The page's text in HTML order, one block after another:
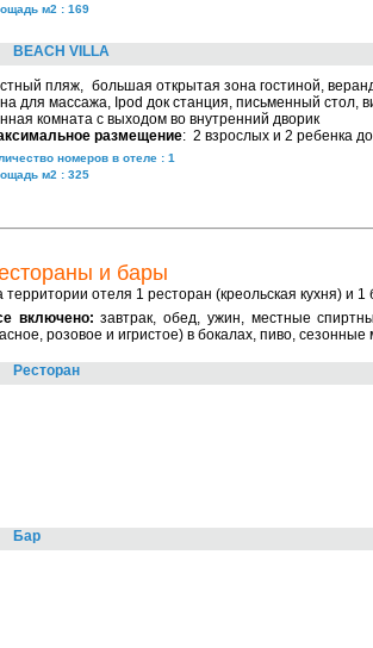
м2 : 169
BEACH VILLA
пляж, большая открытая зона гостиной,
для массажа, Ipod док станция, письменный стол,
комната с выходом во внутренний дворик
размещение: 2 взрослых и 2 ребенка
номеров в отеле : 1
м2 : 325
и бары
территории отеля 1 ресторан (креольская кухня) и 1
включено: завтрак, обед, ужин, местные
розовое и игристое) в бокалах, пиво,
Ресторан
Бар